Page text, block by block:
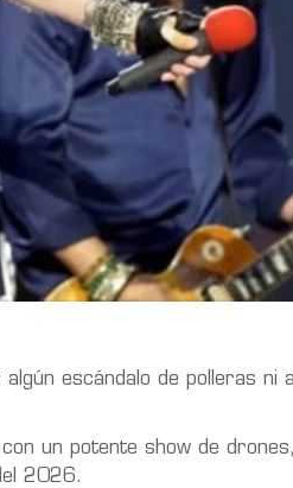
escándalo de polleras
un potente show de
2026.